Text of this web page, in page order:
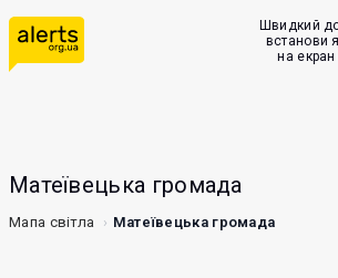
Швидкий
встанови
на
Матеївецька громада
Мапа світла Матеївецька громада